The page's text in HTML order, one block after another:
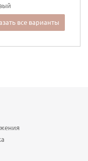
все варианты